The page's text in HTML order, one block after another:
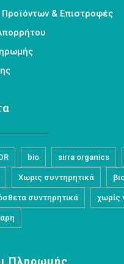
& Επιστροφές
bio sirra organics
Χωρις συντηρητικά
συντηρητικά χωρίς
Πληρωμής